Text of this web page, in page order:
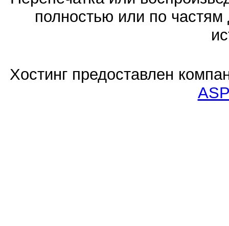
полностью или по частям
Хостинг предоставлен